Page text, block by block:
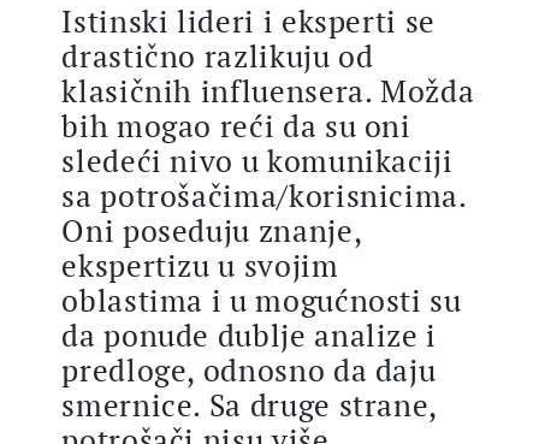
Istinski lideri i eksperti se
drastično razlikuju od
klasičnih influensera. Možda
bih mogao reći da su oni
sledeći nivo u komunikaciji
sa potrošačima/korisnicima.
Oni poseduju znanje,
ekspertizu u svojim
oblastima i u mogućnosti su
da ponude dublje analize i
predloge, odnosno da daju
smernice. Sa druge strane,